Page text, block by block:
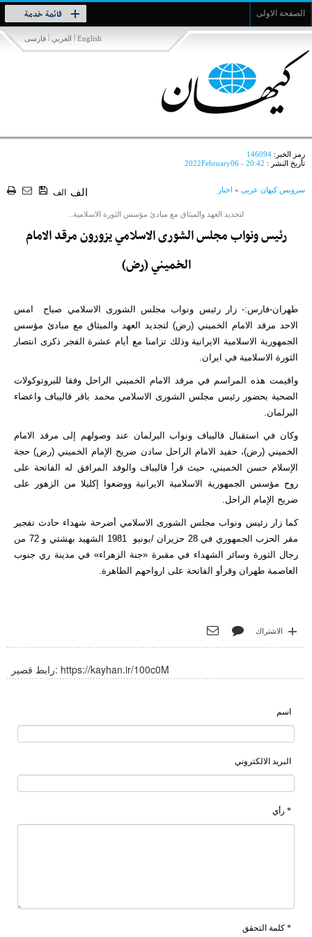
الصفحة الاولى قائمة خدمة
Toggle
navigation
فارسی | العربي | English
رمز الخبر: 146094
تأريخ النشر : 2022February06 - 20:42
سرویس کیهان عربی » اخبار الف الف
لتجديد العهد والميثاق مع مبادئ مؤسس الثورة الاسلامية..
رئيس ونواب مجلس الشورى الاسلامي يزورون مرقد الامام
الخميني (رض)
طهران-فارس:- زار رئيس ونواب مجلس الشورى الاسلامي صباح امس
الاحد مرقد الامام الخميني (رض) لتجديد العهد والميثاق مع مبادئ مؤسس
الجمهورية الاسلامية الايرانية وذلك تزامنا مع أيام عشرة الفجر ذكرى انتصار
الثورة الاسلامية في ايران.
واقيمت هذه المراسم في مرقد الامام الخميني الراحل وفقا للبروتوكولات
الصحية بحضور رئيس مجلس الشورى الاسلامي محمد باقر قاليباف واعضاء
البرلمان.
وكان في استقبال قاليباف ونواب البرلمان عند وصولهم إلى مرقد الامام
الخميني (رض)، حفيد الامام الراحل سادن ضريح الإمام الخميني (رض) حجة
الإسلام حسن الخميني، حيث قرأ قاليباف والوفد المرافق له الفاتحة على
روح مؤسس الجمهورية الاسلامية الايرانية ووضعوا إكليلا من الزهور على
ضريح الإمام الراحل.
كما زار رئيس ونواب مجلس الشورى الاسلامي أضرحة شهداء حادث تفجير
مقر الحزب الجمهوري في 28 حزيران /يونيو 1981 الشهيد بهشتي و 72 من
رجال الثورة وسائر الشهداء في مقبرة «جنة الزهراء» في مدينة ري جنوب
العاصمة طهران وقرأو الفاتحة على ارواحهم الطاهرة.
الاشتراك
رابط قصير: https://kayhan.ir/100c0M
اسم
البريد الالكتروني
* رأي
* كلمة التحقق